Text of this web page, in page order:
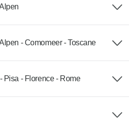
- Comomeer - Toscane
Pisa - Florence - Rome